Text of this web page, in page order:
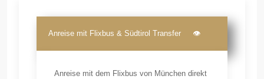
Anreise mit Flixbus & Südtirol Transfer 👁
Anreise mit dem Flixbus von München direkt